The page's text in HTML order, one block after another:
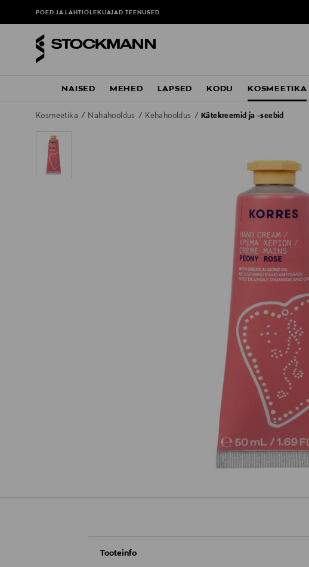
POED JA LAHTIOLEKUAJADTEENUSED
NAISED MEHED LAPSED KODU KOSMEETIKA
Kosmeetika Nahahooldus Kehahooldus Kätekreemid ja -seebid
Tooteinfo